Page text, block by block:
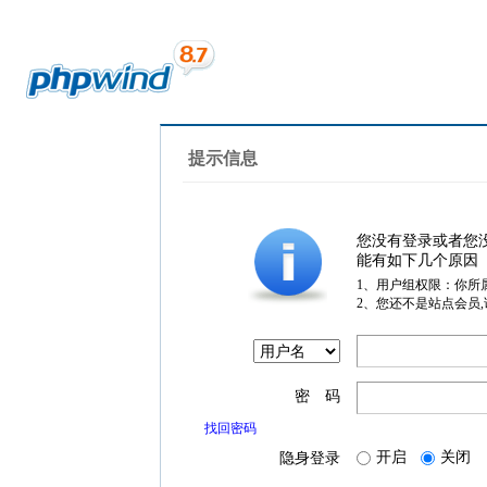
提示信息
您没有登录或者您
能有如下几个原因
1、用户组权限：你所
2、您还不是站点会员
密 码
找回密码
隐身登录 开启 关闭